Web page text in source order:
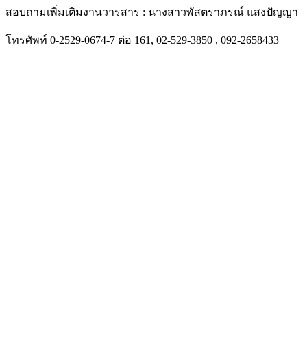
สอบถามเพิ่มเติมงานวารสาร : นางสาวพัสตราภรณ์ แสงปัญญา
โทรศัพท์ 0-2529-0674-7 ต่อ 161, 02-529-3850 , 092-2658433